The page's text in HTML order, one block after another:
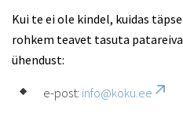
Kui te ei ole kindel, kuidas
rohkem teavet tasuta
ühendust:
e-post: info@koku.ee